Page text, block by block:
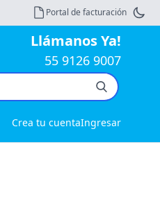
Portal de facturación
Llámanos Ya!
55 9126 9007
Crea tu cuentaIngresar